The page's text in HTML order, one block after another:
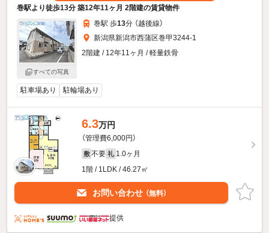
巻駅より徒歩13分 築12年11ヶ月 2階建の賃貸物件
すべての写真
巻駅 歩13分 （越後線）
新潟県新潟市西蒲区巻甲3244-1
2階建 / 12年11ヶ月 / 軽量鉄骨
駐車場あり 駐輪場あり
6.3万円
（管理費6,000円）
敷 不要 礼 1.0ヶ月
1階 / 1LDK / 46.27㎡
お問い合わせ （無料）
提供